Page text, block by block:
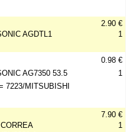
AGDTL1
2.90 €
1
AG7350 53.5
7223/MITSUBISHI
0.98 €
1
7.90 €
1